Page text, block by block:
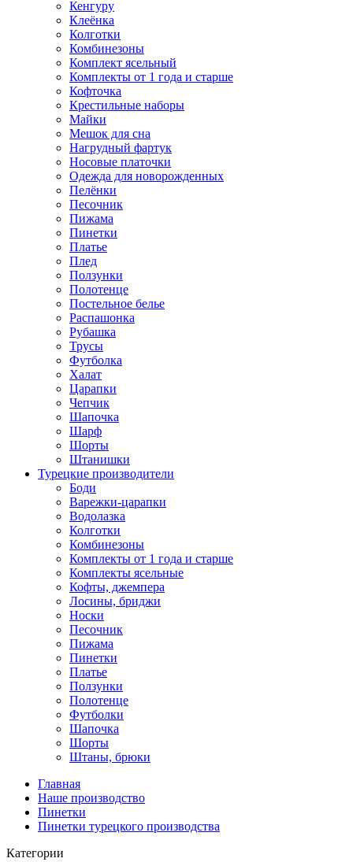
Кенгуру
Клеёнка
Колготки
Комбинезоны
Комплект ясельный
Комплекты от 1 года и старше
Кофточка
Крестильные наборы
Майки
Мешок для сна
Нагрудный фартук
Носовые платочки
Одежда для новорожденных
Пелёнки
Песочник
Пижама
Пинетки
Платье
Плед
Ползунки
Полотенце
Постельное белье
Распашонка
Рубашка
Трусы
Футболка
Халат
Царапки
Чепчик
Шапочка
Шарф
Шорты
Штанишки
Турецкие производители
Боди
Варежки-царапки
Водолазка
Колготки
Комбинезоны
Комплекты от 1 года и старше
Комплекты ясельные
Кофты, джемпера
Лосины, бриджи
Носки
Песочник
Пижама
Пинетки
Платье
Ползунки
Полотенце
Футболки
Шапочка
Шорты
Штаны, брюки
Главная
Наше производство
Пинетки
Пинетки турецкого производства
Категории